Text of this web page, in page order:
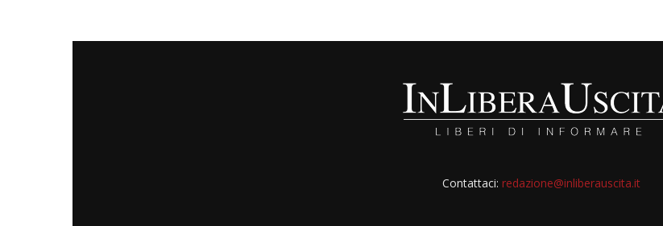
Contattaci: redazione@inliberauscita.it